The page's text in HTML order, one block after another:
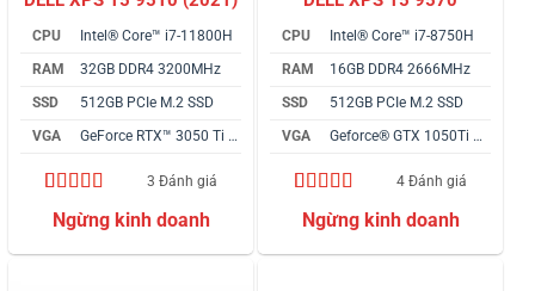
CPU
Intel® Core™ i7-11800H
RAM
32GB DDR4 3200MHz
SSD
512GB PCIe M.2 SSD
VGA
GeForce RTX™ 3050 Ti 4GB
5.00 trên 5
dựa trên
3
3 Đánh giá
CPU
Intel® Core™ i7-8750H
RAM
16GB DDR4 2666MHz
SSD
512GB PCIe M.2 SSD
VGA
Geforce® GTX 1050Ti 4GB
4.75 trên 5
dựa trên
4
4 Đánh giá